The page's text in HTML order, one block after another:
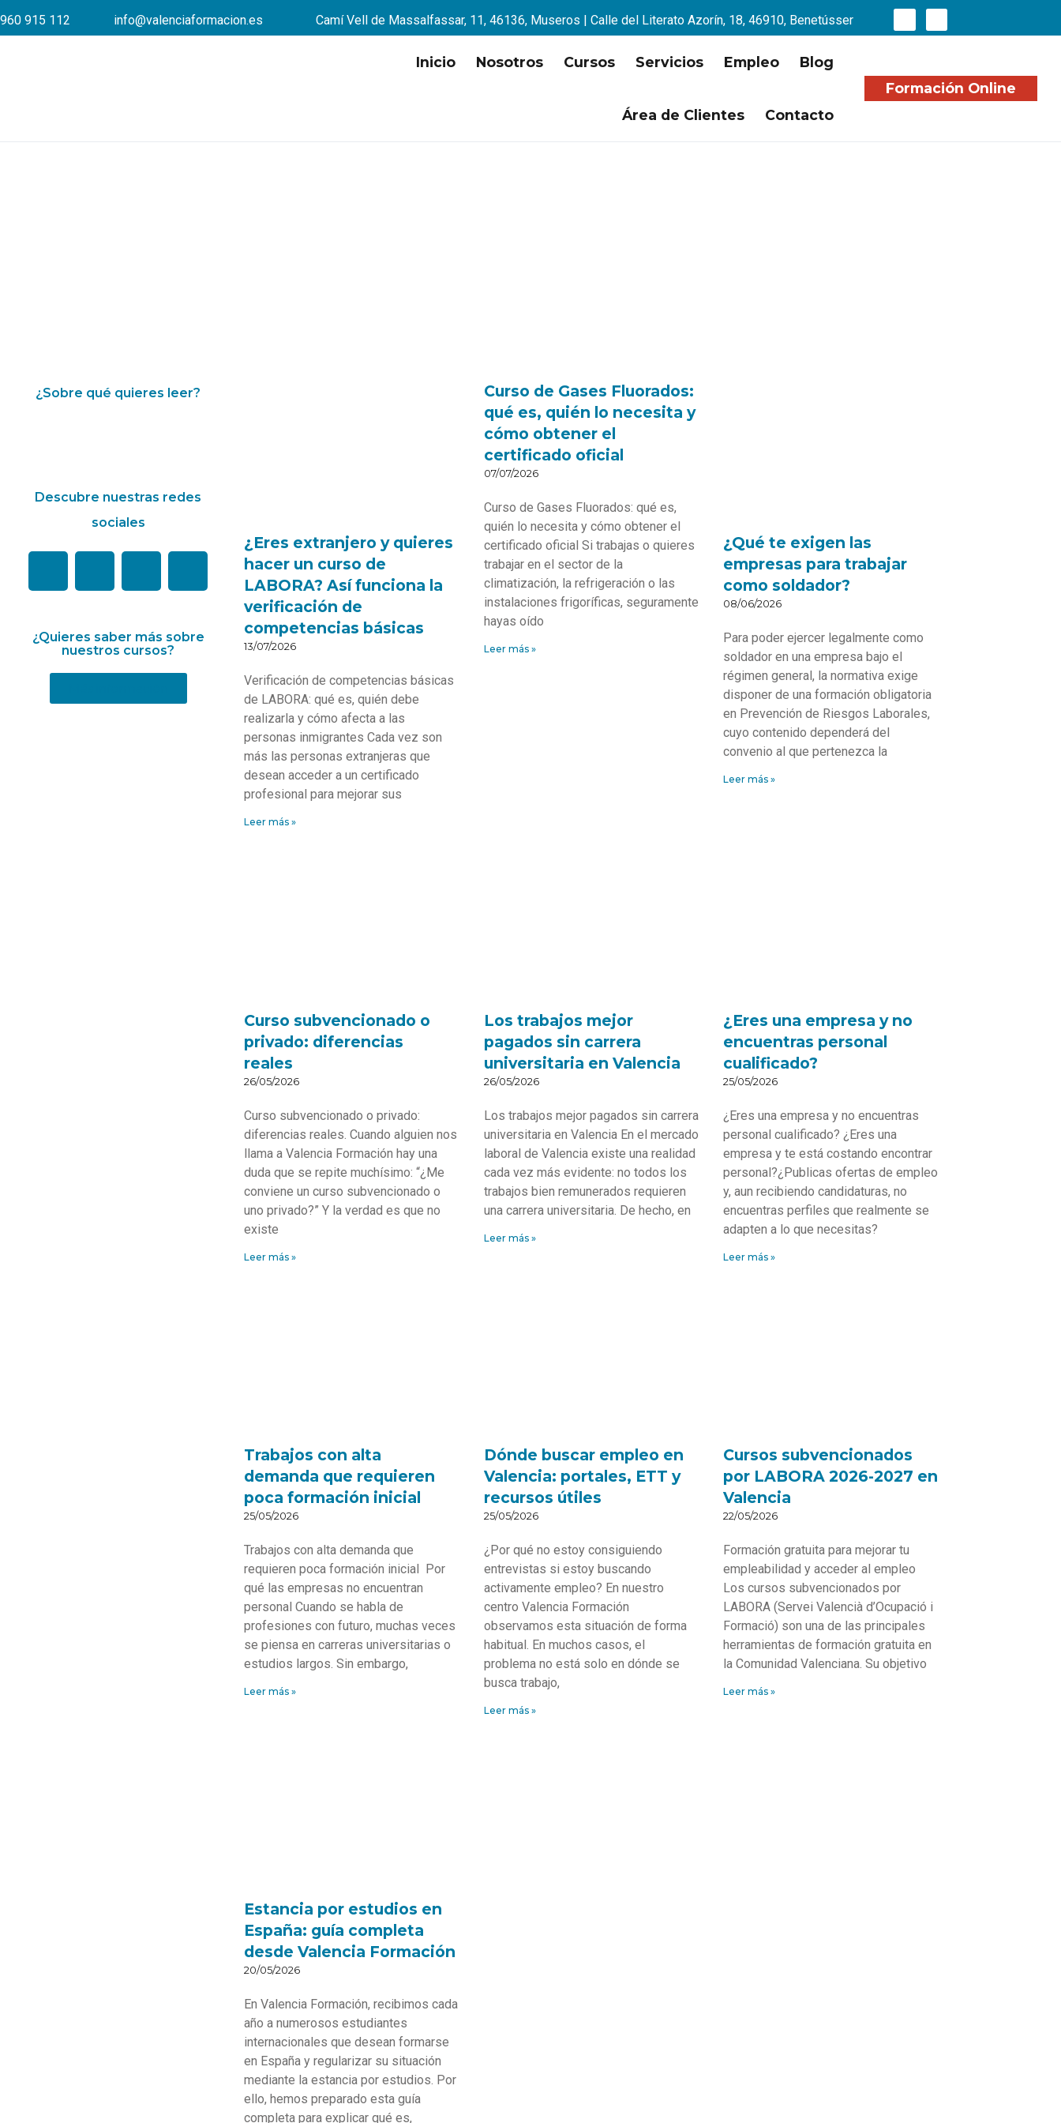
960 915 112 info@valenciaformacion.es Camí Vell de Massalfassar, 11, 46136, Museros | Calle del Literato Azorín, 18, 46910, Benetússer
Inicio Nosotros Cursos Servicios Empleo Blog
Área de Clientes Contacto
Formación Online
¿Sobre qué quieres leer?
Descubre nuestras redes
sociales
¿Quieres saber más sobre
nuestros cursos?
¿Eres extranjero y quieres
hacer un curso de
LABORA? Así funciona la
verificación de
competencias básicas
13/07/2026
Verificación de competencias básicas
de LABORA: qué es, quién debe
realizarla y cómo afecta a las
personas inmigrantes Cada vez son
más las personas extranjeras que
desean acceder a un certificado
profesional para mejorar sus
Leer más »
Curso de Gases Fluorados:
qué es, quién lo necesita y
cómo obtener el
certificado oficial
07/07/2026
Curso de Gases Fluorados: qué es,
quién lo necesita y cómo obtener el
certificado oficial Si trabajas o quieres
trabajar en el sector de la
climatización, la refrigeración o las
instalaciones frigoríficas, seguramente
hayas oído
Leer más »
¿Qué te exigen las
empresas para trabajar
como soldador?
08/06/2026
Para poder ejercer legalmente como
soldador en una empresa bajo el
régimen general, la normativa exige
disponer de una formación obligatoria
en Prevención de Riesgos Laborales,
cuyo contenido dependerá del
convenio al que pertenezca la
Leer más »
Curso subvencionado o
privado: diferencias
reales
26/05/2026
Curso subvencionado o privado:
diferencias reales. Cuando alguien nos
llama a Valencia Formación hay una
duda que se repite muchísimo: “¿Me
conviene un curso subvencionado o
uno privado?” Y la verdad es que no
existe
Leer más »
Los trabajos mejor
pagados sin carrera
universitaria en Valencia
26/05/2026
Los trabajos mejor pagados sin carrera
universitaria en Valencia En el mercado
laboral de Valencia existe una realidad
cada vez más evidente: no todos los
trabajos bien remunerados requieren
una carrera universitaria. De hecho, en
Leer más »
¿Eres una empresa y no
encuentras personal
cualificado?
25/05/2026
¿Eres una empresa y no encuentras
personal cualificado? ¿Eres una
empresa y te está costando encontrar
personal?¿Publicas ofertas de empleo
y, aun recibiendo candidaturas, no
encuentras perfiles que realmente se
adapten a lo que necesitas?
Leer más »
Trabajos con alta
demanda que requieren
poca formación inicial
25/05/2026
Trabajos con alta demanda que
requieren poca formación inicial Por
qué las empresas no encuentran
personal Cuando se habla de
profesiones con futuro, muchas veces
se piensa en carreras universitarias o
estudios largos. Sin embargo,
Leer más »
Dónde buscar empleo en
Valencia: portales, ETT y
recursos útiles
25/05/2026
¿Por qué no estoy consiguiendo
entrevistas si estoy buscando
activamente empleo? En nuestro
centro Valencia Formación
observamos esta situación de forma
habitual. En muchos casos, el
problema no está solo en dónde se
busca trabajo,
Leer más »
Cursos subvencionados
por LABORA 2026-2027 en
Valencia
22/05/2026
Formación gratuita para mejorar tu
empleabilidad y acceder al empleo
Los cursos subvencionados por
LABORA (Servei Valencià d’Ocupació i
Formació) son una de las principales
herramientas de formación gratuita en
la Comunidad Valenciana. Su objetivo
Leer más »
Estancia por estudios en
España: guía completa
desde Valencia Formación
20/05/2026
En Valencia Formación, recibimos cada
año a numerosos estudiantes
internacionales que desean formarse
en España y regularizar su situación
mediante la estancia por estudios. Por
ello, hemos preparado esta guía
completa para explicar qué es,